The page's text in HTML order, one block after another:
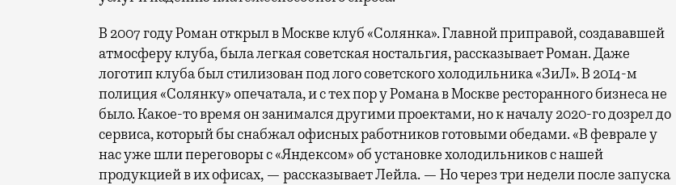
В 2007 году Роман открыл в Москве клуб «Солянка». Главной приправой, создававшей
атмосферу клуба, была легкая советская ностальгия, рассказывает Роман. Даже
логотип клуба был стилизован под лого советского холодильника «ЗиЛ». В 2014-м
полиция «Солянку» опечатала, и с тех пор у Романа в Москве ресторанного бизнеса не
было. Какое-то время он занимался другими проектами, но к началу 2020-го дозрел до
сервиса, который бы снабжал офисных работников готовыми обедами. «В феврале у
нас уже шли переговоры с «Яндексом» об установке холодильников с нашей
продукцией в их офисах, — рассказывает Лейла. — Но через три недели после запуска